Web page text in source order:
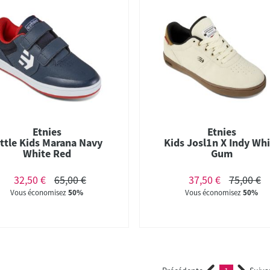
Etnies
Kids Marana Navy
White Red
32,50 €
65,00 €
Vous économisez50%
Etnies
Kids Josl1n X Indy
Gum
37,50 €
75,00 €
Vous économisez50%